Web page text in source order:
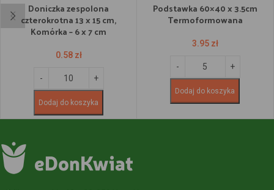
Doniczka zespolona
czterokrotna 13 x 15 cm,
Komórka – 6 x 7 cm
0.58 zł
Dodaj do koszyka
Podstawka 60×40 x 3.5cm
Termoformowana
3.95 zł
Dodaj do koszyka